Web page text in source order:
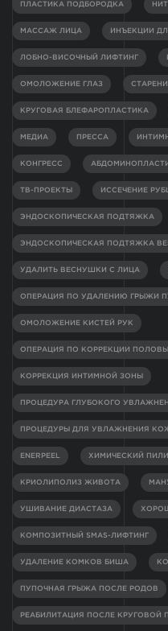
ПЛАСТИКА ПОДБОРОДКА
МАССАЖ ЛИЦА ИНЪЕКЦИИ
ЛОБНО-ВИСОЧНЫЙ ЛИФТИНГ
ОМОЛОЖЕНИЕ ГЛАЗ
КРУГОВАЯ БЛЕФАРОПЛАСТИКА
МЕДИА ПРЕССА
КОНГРЕСС
ТВ-ПРОЕКТЫ ИССЕЧЕНИЕ
ЭНДОСКОПИЧЕСКАЯ ПОДТЯЖКА
ЭНДОСКОПИЧЕСКАЯ ПОДТЯЖКА
УДАЛИТЬ ВЕСНУШКИ С ЛИЦА
ОПЕРАЦИЯ ПО УДАЛЕНИЮ ГРЫЖИ
ОМОЛОЖЕНИЕ КИСТЕЙ РУК
ОПЕРАЦИЯ ПО КОРРЕКЦИИ
КОРРЕКЦИЯ ИНТИМНОЙ ЗОНЫ
ПРОЦЕДУРА ГЛУБОКОГО
ПРОЦЕДУРЫ ДЛЯ УВЛАЖНЕНИЯ
ENERPEEL ХИМИЧЕСКИЙ
КРИОЛИПОЛИЗ ЖИВОТА
УШИВАНИЕ ДИАСТАЗА
КОМПОЗИТНЫЙ SMAS-ЛИФТИНГ
УДАЛЕНИЕ КОМКОВ БИША
ПУПОЧНАЯ ГРЫЖА ПОСЛЕ РОДОВ
РЕАБИЛИТАЦИЯ ПОСЛЕ КРУГОВОЙ